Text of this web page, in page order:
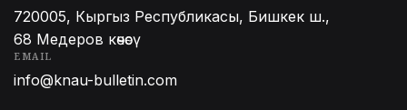
720005, Кыргыз Республикасы, Бишкек ш.,
68 Медеров көчөсү
EMAIL
info@knau-bulletin.com